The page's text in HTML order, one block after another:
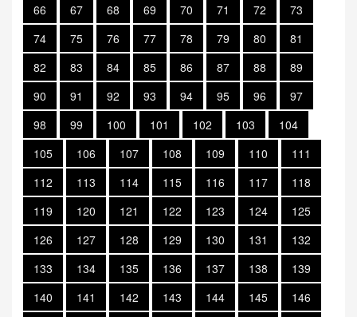
66
67 68 69 70 71 72
73
74
75 76 77 78 79 80
81
82
83 84 85 86 87 88
89
90
91 92 93 94 95 96
97
98
99 100 101 102 103
104
105
106 107 108 109 110
111
112
113 114 115 116 117
118
119
120 121 122 123 124
125
126
127 128 129 130 131
132
133
134 135 136 137 138
139
140
141 142 143 144 145
146